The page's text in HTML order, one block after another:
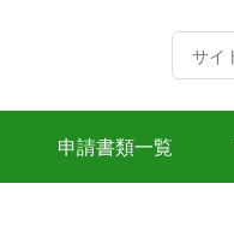
申請書類一覧